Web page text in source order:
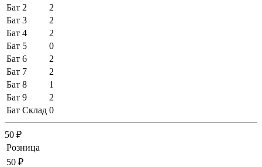
Бат 2
2
Бат 3
2
Бат 4
2
Бат 5
0
Бат 6
2
Бат 7
2
Бат 8
1
Бат 9
2
Бат Склад 0
50 ₽
Розница
50 ₽